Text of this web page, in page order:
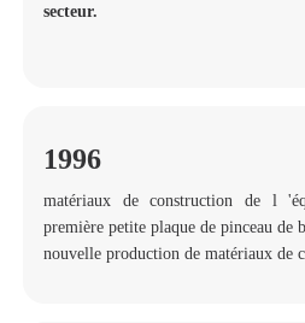
secteur.
1996
matériaux de construction de l
première petite plaque de pinceau de
nouvelle production de matériaux de